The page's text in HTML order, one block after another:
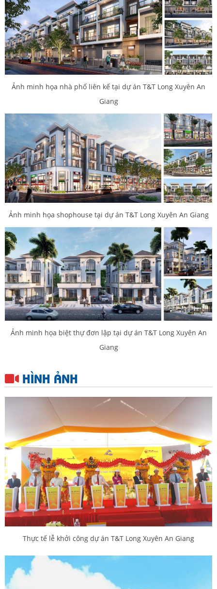
Ảnh minh họa nhà phố liên kế tại dự án T&T Long Xuyên An
Giang
Ảnh minh họa shophouse tại dự án T&T Long Xuyên An Giang
Ảnh minh họa biệt thự đơn lập tại dự án T&T Long Xuyên An
Giang
HÌNH ẢNH
Thực tế lễ khởi công dự án T&T Long Xuyên An Giang